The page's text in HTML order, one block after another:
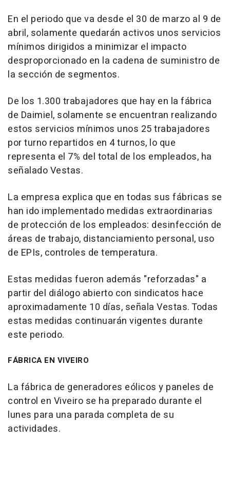
En el periodo que va desde el 30 de marzo al 9 de
abril, solamente quedarán activos unos servicios
mínimos dirigidos a minimizar el impacto
desproporcionado en la cadena de suministro de
la sección de segmentos.
De los 1.300 trabajadores que hay en la fábrica
de Daimiel, solamente se encuentran realizando
estos servicios mínimos unos 25 trabajadores
por turno repartidos en 4 turnos, lo que
representa el 7% del total de los empleados, ha
señalado Vestas.
La empresa explica que en todas sus fábricas se
han ido implementado medidas extraordinarias
de protección de los empleados: desinfección de
áreas de trabajo, distanciamiento personal, uso
de EPIs, controles de temperatura.
Estas medidas fueron además "reforzadas" a
partir del diálogo abierto con sindicatos hace
aproximadamente 10 días, señala Vestas. Todas
estas medidas continuarán vigentes durante
este periodo.
FÁBRICA EN VIVEIRO
La fábrica de generadores eólicos y paneles de
control en Viveiro se ha preparado durante el
lunes para una parada completa de su
actividades.